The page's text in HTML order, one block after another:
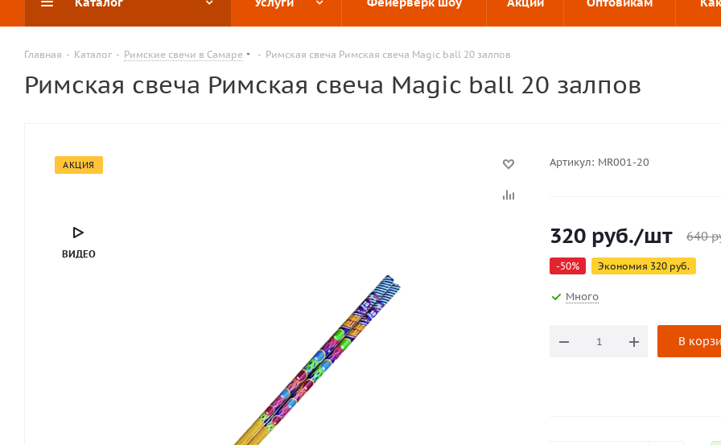
Главная - Каталог - Римские свечи в Самаре - Римская свеча Римская свеча Magic ball 20 залпов
Римская свеча Римская свеча Magic ball 20 залпов
АКЦИЯ
ВИДЕО
Артикул: MR001-20
320 руб./шт 640
-50% Экономия 320 руб.
Много
В